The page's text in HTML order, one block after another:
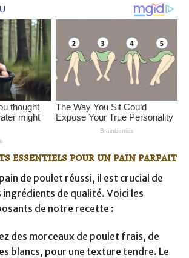
essentiels pour un pain parfait
de poulet réussi, il est crucial de
de qualité. Voici les
de notre recette :
des morceaux de poulet frais, de
blancs, pour une texture tendre. Le